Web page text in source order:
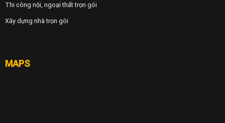
Thi công nội, ngoại thất trọn gói
Xây dựng nhà trọn gói
MAPS